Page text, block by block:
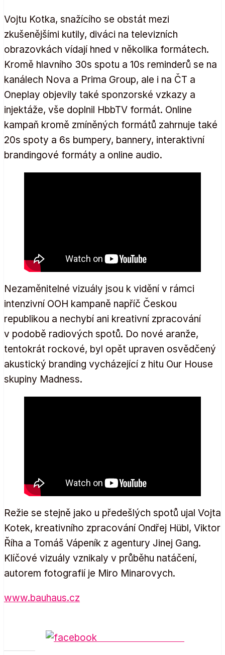
Vojtu Kotka, snažícího se obstát mezi
zkušenějšími kutily, diváci na televizních
obrazovkách vídají hned v několika formátech.
Kromě hlavního 30s spotu a 10s reminderů se na
kanálech Nova a Prima Group, ale i na ČT a
Oneplay objevily také sponzorské vzkazy a
injektáže, vše doplnil HbbTV formát. Online
kampaň kromě zmíněných formátů zahrnuje také
20s spoty a 6s bumpery, bannery, interaktivní
brandingové formáty a online audio.
Nezaměnitelné vizuály jsou k vidění v rámci
intenzivní OOH kampaně napříč Českou
republikou a nechybí ani kreativní zpracování
v podobě radiových spotů. Do nové aranže,
tentokrát rockové, byl opět upraven osvědčený
akustický branding vycházející z hitu Our House
skupiny Madness.
Režie se stejně jako u předešlých spotů ujal Vojta
Kotek, kreativního zpracování Ondřej Hübl, Viktor
Říha a Tomáš Vápeník z agentury Jinej Gang.
Klíčové vizuály vznikaly v průběhu natáčení,
autorem fotografií je Miro Minarovych.
www.bauhaus.cz